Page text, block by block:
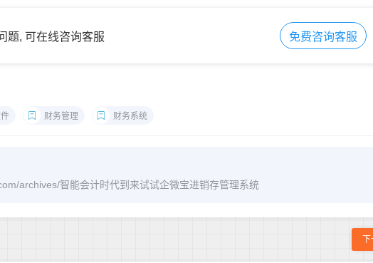
题, 可在线咨询客服 免费咨询客服
财务管理 财务系统
archives/智能会计时代到来试试企微宝进销存管理系统